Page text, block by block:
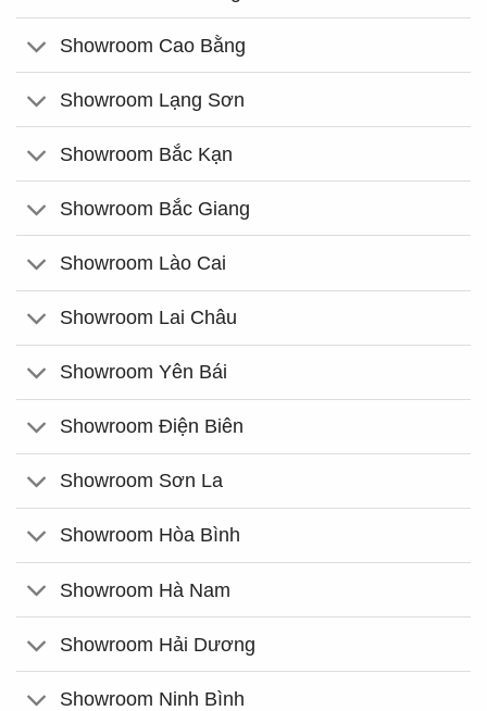
Showroom Cao Bằng
Showroom Lạng Sơn
Showroom Bắc Kạn
Showroom Bắc Giang
Showroom Lào Cai
Showroom Lai Châu
Showroom Yên Bái
Showroom Điện Biên
Showroom Sơn La
Showroom Hòa Bình
Showroom Hà Nam
Showroom Hải Dương
Showroom Ninh Bình